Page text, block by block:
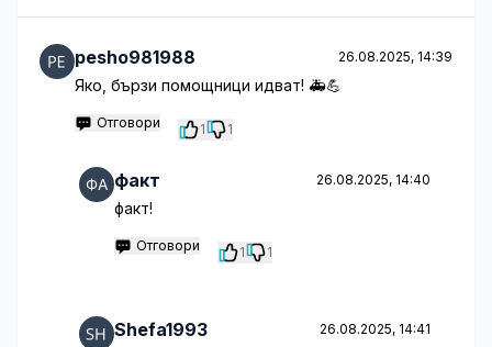
pesho981988 26.08.2025, 14:39
Яко, бързи помощници идват! 🚑💪
Отговори 1 1
факт 26.08.2025, 14:40
факт!
Отговори 1 1
Shefa1993 26.08.2025, 14:41